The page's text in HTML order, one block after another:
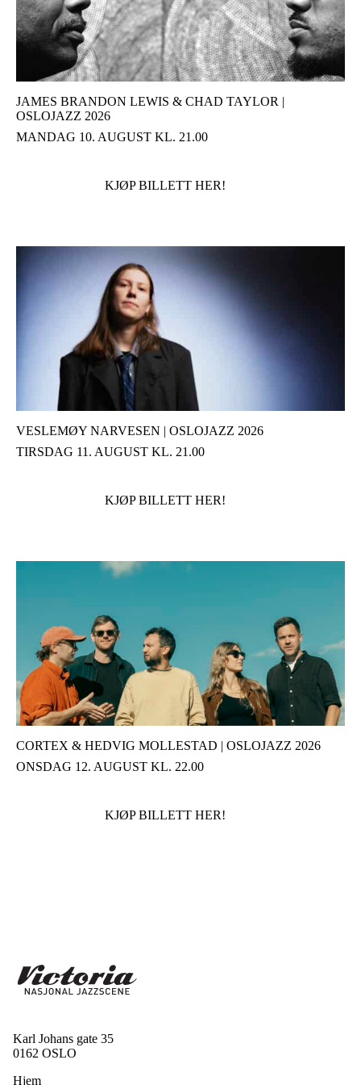
JAMES BRANDON LEWIS & CHAD TAYLOR |
OSLOJAZZ 2026
MANDAG 10. AUGUST KL. 21.00
KJØP BILLETT HER!
VESLEMØY NARVESEN | OSLOJAZZ 2026
TIRSDAG 11. AUGUST KL. 21.00
KJØP BILLETT HER!
CORTEX & HEDVIG MOLLESTAD | OSLOJAZZ 2026
ONSDAG 12. AUGUST KL. 22.00
KJØP BILLETT HER!
Karl Johans gate 35
0162 OSLO
Hjem